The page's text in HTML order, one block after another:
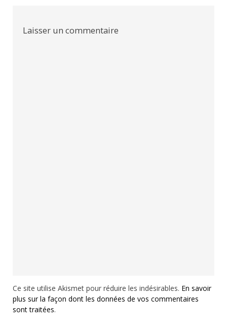
Laisser un commentaire
Ce site utilise Akismet pour réduire les indésirables. En savoir
plus sur la façon dont les données de vos commentaires
sont traitées.